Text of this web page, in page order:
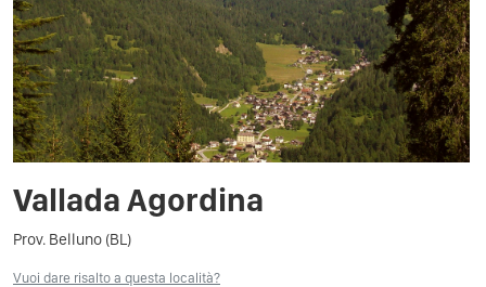
Vallada Agordina
Prov. Belluno (BL)
Vuoi dare risalto a questa località?